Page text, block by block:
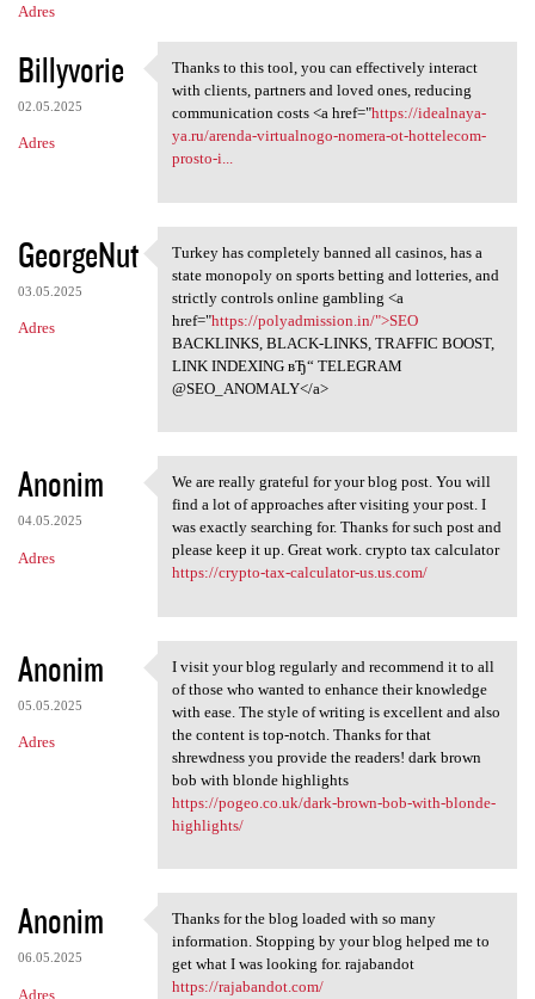
Adres
Billyvorie
02.05.2025
Adres
Thanks to this tool, you can
Thanks to this tool, you can effectively interact
with clients, partners and loved ones, reducing
communication costs <a href="https://idealnaya-
ya.ru/arenda-virtualnogo-nomera-ot-hottelecom-
prosto-i...
GeorgeNut
03.05.2025
Adres
Turkey has completely banned
Turkey has completely banned all casinos, has a
state monopoly on sports betting and lotteries, and
strictly controls online gambling <a
href="https://polyadmission.in/">SEO
BACKLINKS, BLACK-LINKS, TRAFFIC BOOST,
LINK INDEXING вЂ“ TELEGRAM
@SEO_ANOMALY</a>
Anonim
04.05.2025
Adres
We are really grateful for
We are really grateful for your blog post. You will
find a lot of approaches after visiting your post. I
was exactly searching for. Thanks for such post and
please keep it up. Great work. crypto tax calculator
https://crypto-tax-calculator-us.us.com/
Anonim
05.05.2025
Adres
I visit your blog regularly
I visit your blog regularly and recommend it to all
of those who wanted to enhance their knowledge
with ease. The style of writing is excellent and also
the content is top-notch. Thanks for that
shrewdness you provide the readers! dark brown
bob with blonde highlights
https://pogeo.co.uk/dark-brown-bob-with-blonde-
highlights/
Anonim
06.05.2025
Adres
Thanks for the blog loaded
Thanks for the blog loaded with so many
information. Stopping by your blog helped me to
get what I was looking for. rajabandot
https://rajabandot.com/